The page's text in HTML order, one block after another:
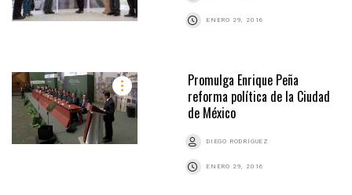
ENERO 29, 2016
Promulga Enrique Peña
reforma política de la Ciudad
de México
DIEGO RODRÍGUEZ
ENERO 29, 2016